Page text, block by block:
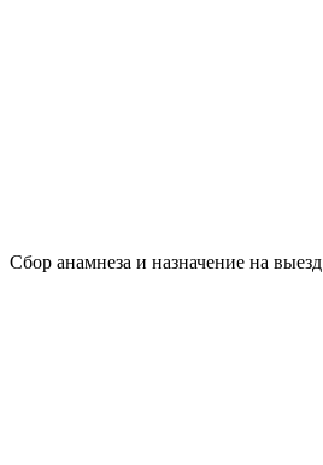
Сбор анамнеза и назначение на выезд